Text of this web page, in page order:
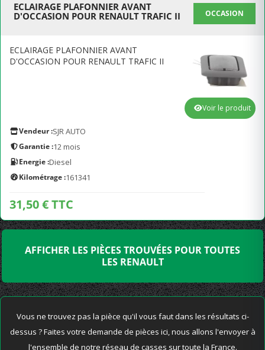
ECLAIRAGE PLAFONNIER AVANT
D'OCCASION POUR RENAULT TRAFIC II
OCCASION
ECLAIRAGE PLAFONNIER AVANT
D'OCCASION POUR RENAULT TRAFIC II
Vendeur :SJR AUTO
Garantie :12 mois
Energie :Diesel
Kilométrage :161341
31,50 € TTC
Voir le produit
AFFICHER LES PIÈCES TROUVÉES POUR TOUTES
LES RENAULT
Vous ne trouvez pas la pièce qu'il vous faut dans les résultats ci-
dessus ? Faites votre demande de pièces ici, nous allons l'envoyer à
l'ensemble de notre réseau de casses sur toute la France.